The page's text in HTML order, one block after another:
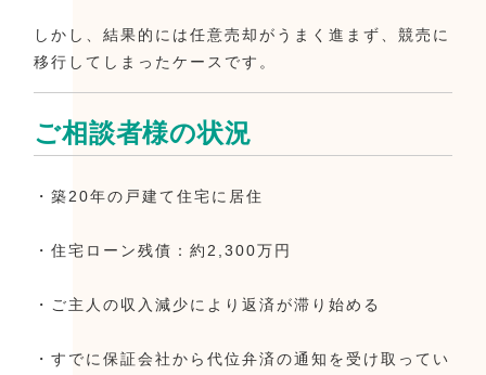
しかし、結果的には任意売却がうまく進まず、競売に
移行してしまったケースです。
ご相談者様の状況
・築20年の戸建て住宅に居住
・住宅ローン残債：約2,300万円
・ご主人の収入減少により返済が滞り始める
・すでに保証会社から代位弁済の通知を受け取ってい